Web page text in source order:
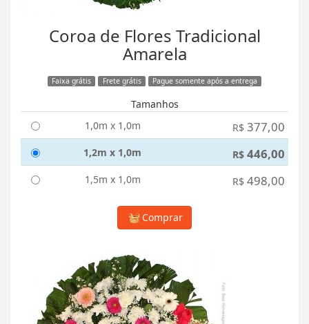
Coroa de Flores Tradicional
Amarela
Faixa grátis Frete grátis Pague somente após a entrega
Tamanhos
1,0m x 1,0m
R$ 377,00
1,2m x 1,0m R$ 446,00
1,5m x 1,0m R$ 498,00
Comprar